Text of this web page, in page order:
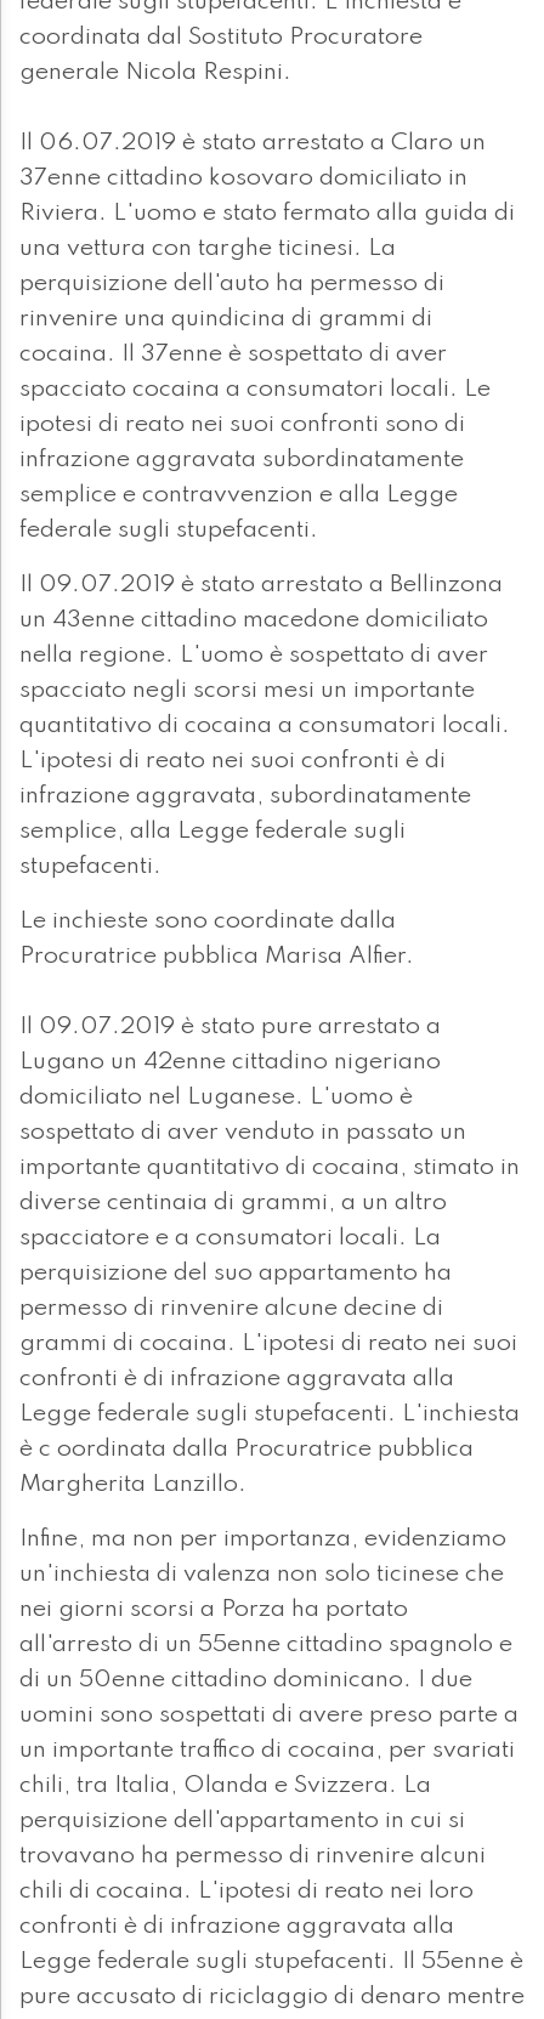
coordinata dal Sostituto Procuratore
generale Nicola Respini.
Il 06.07.2019 è stato arrestato a Claro un
37enne cittadino kosovaro domiciliato in
Riviera. L'uomo e stato fermato alla guida di
una vettura con targhe ticinesi. La
perquisizione dell'auto ha permesso di
rinvenire una quindicina di grammi di
cocaina. Il 37enne è sospettato di aver
spacciato cocaina a consumatori locali. Le
ipotesi di reato nei suoi confronti sono di
infrazione aggravata subordinatamente
semplice e contravvenzion e alla Legge
federale sugli stupefacenti.
Il 09.07.2019 è stato arrestato a Bellinzona
un 43enne cittadino macedone domiciliato
nella regione. L'uomo è sospettato di aver
spacciato negli scorsi mesi un importante
quantitativo di cocaina a consumatori locali.
L'ipotesi di reato nei suoi confronti è di
infrazione aggravata, subordinatamente
semplice, alla Legge federale sugli
stupefacenti.
Le inchieste sono coordinate dalla
Procuratrice pubblica Marisa Alfier.
Il 09.07.2019 è stato pure arrestato a
Lugano un 42enne cittadino nigeriano
domiciliato nel Luganese. L'uomo è
sospettato di aver venduto in passato un
importante quantitativo di cocaina, stimato in
diverse centinaia di grammi, a un altro
spacciatore e a consumatori locali. La
perquisizione del suo appartamento ha
permesso di rinvenire alcune decine di
grammi di cocaina. L'ipotesi di reato nei suoi
confronti è di infrazione aggravata alla
Legge federale sugli stupefacenti. L'inchiesta
è c oordinata dalla Procuratrice pubblica
Margherita Lanzillo.
Infine, ma non per importanza, evidenziamo
un'inchiesta di valenza non solo ticinese che
nei giorni scorsi a Porza ha portato
all'arresto di un 55enne cittadino spagnolo e
di un 50enne cittadino dominicano. I due
uomini sono sospettati di avere preso parte a
un importante traffico di cocaina, per svariati
chili, tra Italia, Olanda e Svizzera. La
perquisizione dell'appartamento in cui si
trovavano ha permesso di rinvenire alcuni
chili di cocaina. L'ipotesi di reato nei loro
confronti è di infrazione aggravata alla
Legge federale sugli stupefacenti. Il 55enne è
pure accusato di riciclaggio di denaro mentre